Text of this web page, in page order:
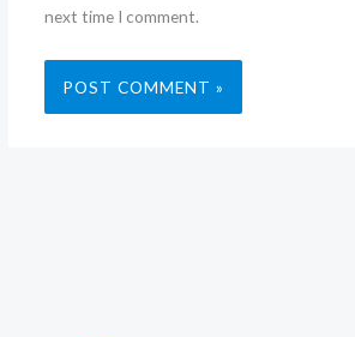
next time I comment.